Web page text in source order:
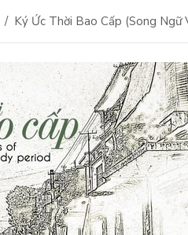
Ký Ức Thời Bao Cấp (Song Ngữ